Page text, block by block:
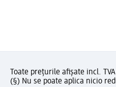
Toate prețurile afișate incl.
(§) Nu se poate aplica nicio